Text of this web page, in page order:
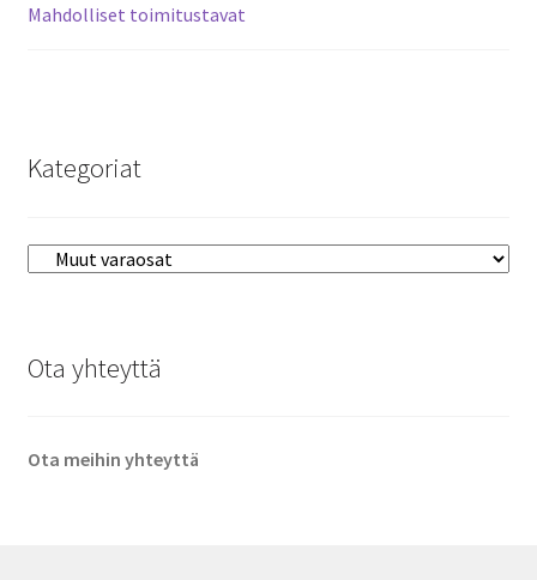
Mahdolliset toimitustavat
Kategoriat
Ota yhteyttä
Ota meihin yhteyttä